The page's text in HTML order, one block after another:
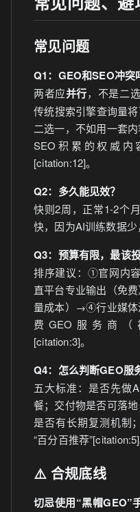
常见问题
Q1：GEO和SEO冲突
两者应并行，不是二
传统搜索引擎查询量
二选一，不如用一套
SEO积累的权威
[citation:12]。
Q2：多久能见效？
快则2周，正常1-2个
快，因为AI训练数据少
Q3：预算有限，最该
排序建议：①官网内
直平台专业输出（免
量成本）→④行业媒
费GEO服务商（
[citation:3]。
Q4：怎么判断GEO服
五大标准：是否先做
餐；交付物是否可落地
是否有长期复测机制
“百分百推荐”[citation:5]
⚠️ 合规底线
切忌使用“黑帽GEO”